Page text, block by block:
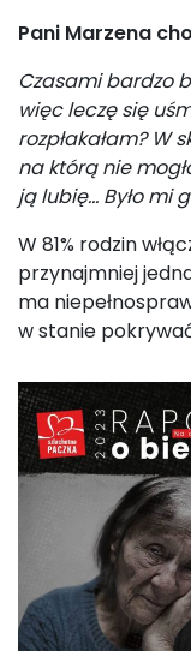
Pani Marzena
Czasami bardzo
więc leczę się
rozpłakałam? W
na którą nie
ją lubię… Było mi
W 81% rodzin
przynajmniej
ma
w stanie